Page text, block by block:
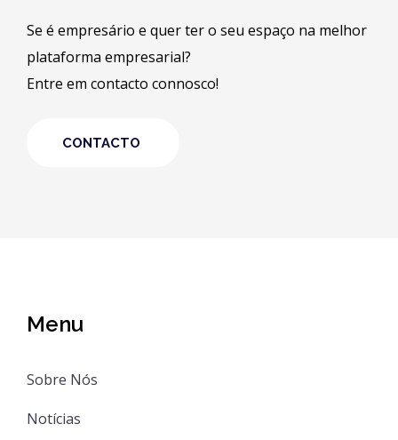
Menu
Sobre Nós
Notícias
Se é empresário e quer ter o seu espaço na melhor
plataforma empresarial?
Entre em contacto connosco!
CONTACTO